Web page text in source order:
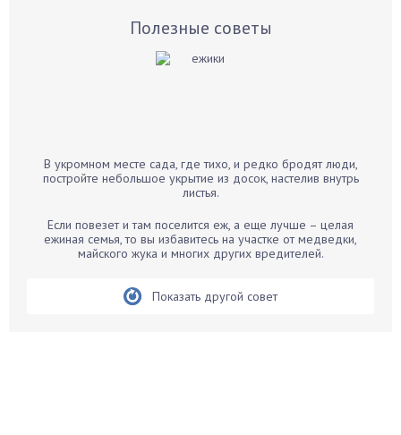
Бархатцы
Белые грибы
Бирючина
Полезные советы
В укромном месте сада, где тихо, и редко бродят люди,
постройте небольшое укрытие из досок, настелив внутрь
листья.
Если повезет и там поселится еж, а еще лучше – целая
ежиная семья, то вы избавитесь на участке от медведки,
майского жука и многих других вредителей.
Показать другой совет